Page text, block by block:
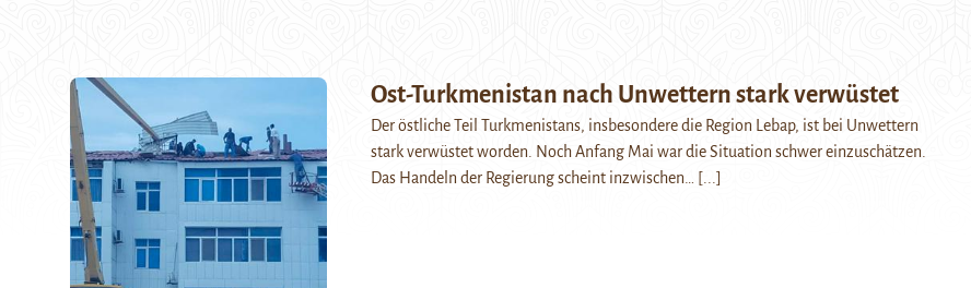
Ost-Turkmenistan nach Unwettern stark verwüstet
Der östliche Teil Turkmenistans, insbesondere die Region Lebap, ist bei Unwettern
stark verwüstet worden. Noch Anfang Mai war die Situation schwer einzuschätzen.
Das Handeln der Regierung scheint inzwischen…
[...]